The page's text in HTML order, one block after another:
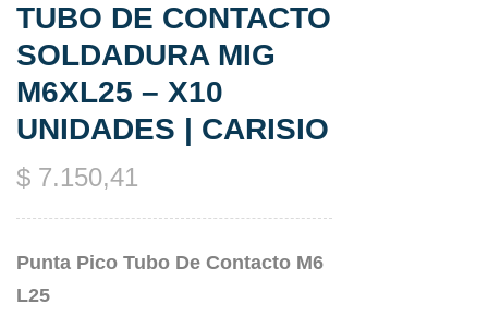
TUBO DE CONTACTO
SOLDADURA MIG
M6XL25 – X10
UNIDADES | CARISIO
$ 7.150,41
Punta Pico Tubo De Contacto M6
L25